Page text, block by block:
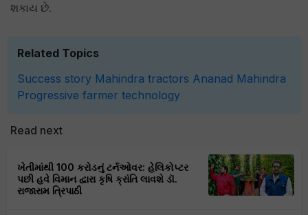
શકાય છે.
Related Topics
Success story Mahindra tractors Ananad Mahindra
Progressive farmer technology
Read next
ખેતીમાંથી 100 કરોડનું ટર્નઓવર: હેલિકોપ્ટર
પછી હવે વિમાન દ્વારા કૃષિ ક્રાંતિ લાવશે ડૉ.
રાજારામ ત્રિપાઠી